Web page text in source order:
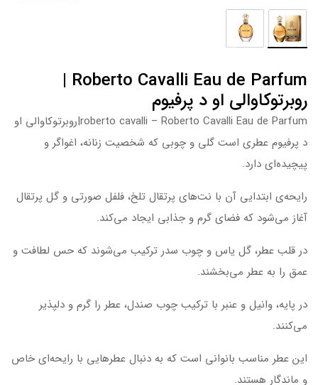
Roberto Cavalli Eau de Parfum |
روبرتوکاوالی او د پرفیوم
roberto cavalli – Roberto Cavalli Eau de Parfum|روبرتوکاوالی او
د پرفیوم عطری است گلی و چوبی که شخصیت زنانه، اغواگر و
پیچیده‌ای دارد.
رایحه‌ی ابتدایی آن با نت‌های پرتقال تلخ، فلفل صورتی و گل پرتقال
آغاز می‌شود که فضای گرم و جذابی ایجاد می‌کند.
در قلب عطر، گل یاس و چوب سدر ترکیب می‌شوند که حس لطافت و
عمق را به عطر می‌بخشند.
در پایه، وانیل و عنبر با ترکیب چوب صندل، عطر را گرم و دلپذیر
می‌کنند.
این عطر مناسب بانوانی است که به دنبال عطرهایی با رایحه‌ای خاص
و ماندگار هستند.